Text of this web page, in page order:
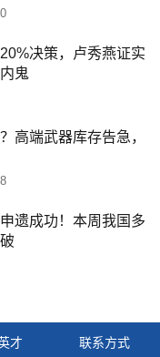
决策，卢秀燕证实
鬼
高端武器库存告急，
遗成功！本周我国多
才 联系方式